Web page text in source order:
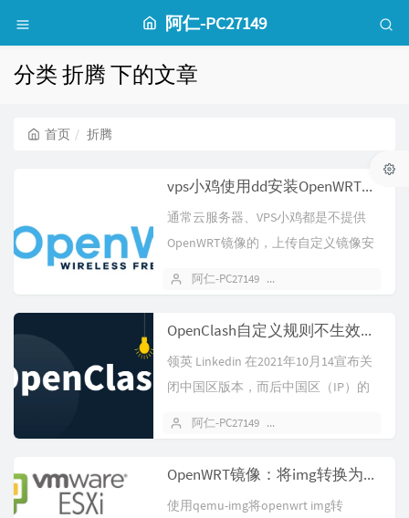
阿仁-PC27149
分类 折腾 下的文章
首页 折腾
vps小鸡使用dd安装OpenWRT，无需手动配置网络一把梭
通常云服务器、VPS小鸡都是不提供
OpenWRT镜像的，上传自定义镜像安
阿仁-PC27149
OpenClash自定义规则不生效问题排查(领英Linkedin自动跳转中国站点)
领英 Linkedin 在2021年10月14宣布关
闭中国区版本，而后中国区（IP）的
阿仁-PC27149
OpenWRT镜像：将img转换为vmdk，并在ESXi上安装
使用qemu-img将openwrt img转